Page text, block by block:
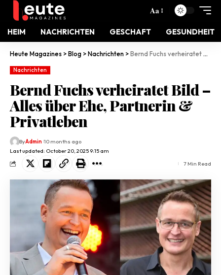
Aa
HEIM NACHRICHTEN GESCHAFT GESUNDHEIT
Heute Magazines >Blog >Nachrichten >Bernd Fuchs verheiratet Bild – Alles über Ehe, Partnerin & Privatleben
Nachrichten
Bernd Fuchs verheiratet Bild –
Alles über Ehe, Partnerin &
Privatleben
Last updated: October 20, 2025 9:15 am
ByAdmin 10 months ago
7 Min Read